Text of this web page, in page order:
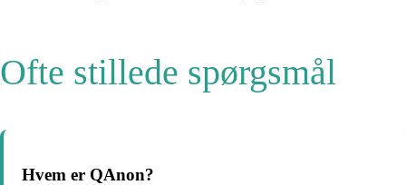
Ofte stillede spørgsmål
Hvem er QAnon?